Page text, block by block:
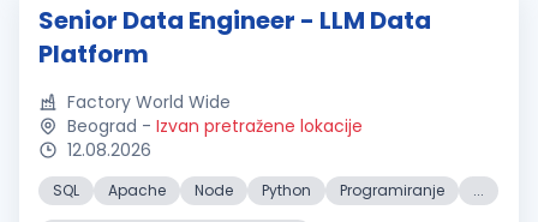
Senior Data Engineer - LLM Data
Platform
Factory World Wide
Beograd - Izvan pretražene lokacije
12.08.2026
SQL Apache Node Python Programiranje ...